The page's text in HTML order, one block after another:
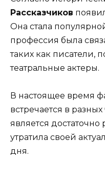
Рассказчиков
Она стала
профессия была
таких как писатели,
театральные актеры.
В настоящее время
встречается в
является
утратила своей
дня.